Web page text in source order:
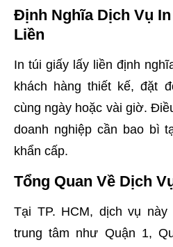
Định Nghĩa Dịch Vụ
Liền
In túi giấy lấy liền định
khách hàng thiết kế, đặt
cùng ngày hoặc vài giờ.
doanh nghiệp cần bao bì
khẩn cấp.
Tổng Quan Về Dịch
Tại TP. HCM, dịch vụ
trung tâm như Quận 1,